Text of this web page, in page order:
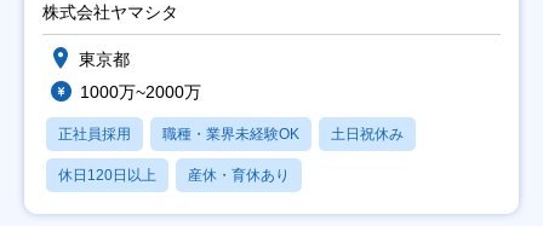
株式会社ヤマシタ
東京都
1000万~2000万
正社員採用 職種・業界未経験OK 土日祝休み
休日120日以上 産休・育休あり